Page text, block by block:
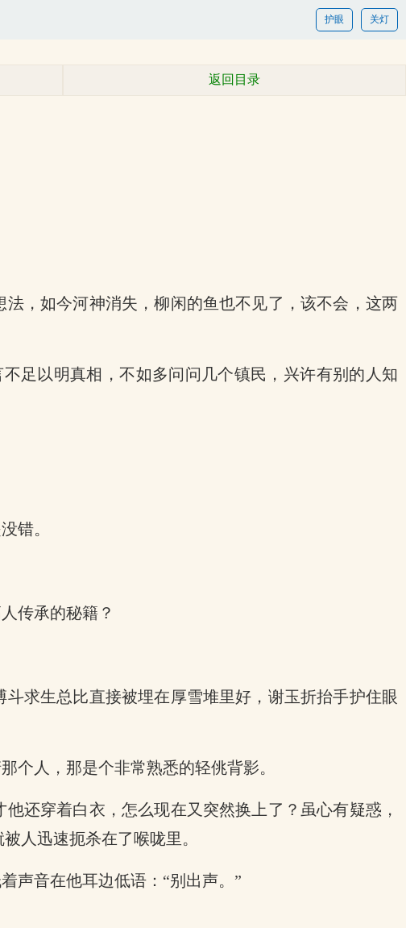
关灯
护眼
返回目录
，如今河神消失，柳闲的鱼也不见了，该不会，这两
足以明真相，不如多问问几个镇民，兴许有别的人知
错。
传承的秘籍？
求生总比直接被埋在厚雪堆里好，谢玉折抬手护住眼
个人，那是个非常熟悉的轻佻背影。
还穿着白衣，怎么现在又突然换上了？虽心有疑惑，
人迅速扼杀在了喉咙里。
声音在他耳边低语：“别出声。”